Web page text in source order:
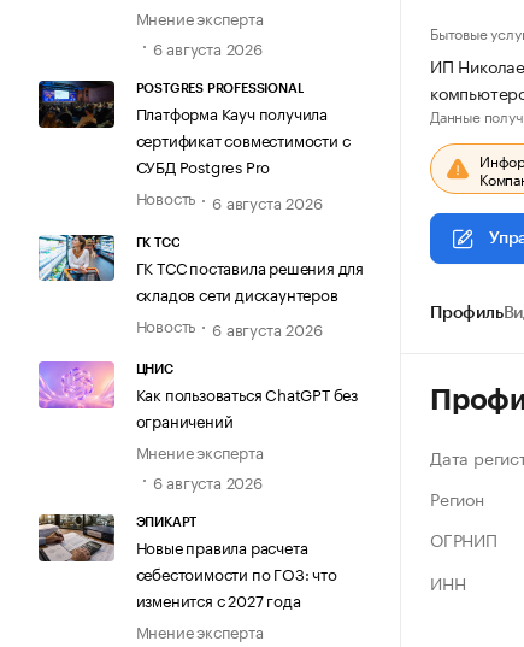
Мнение эксперта
6 августа 2026
POSTGRES PROFESSIONAL
Платформа Кауч получила
сертификат совместимости с
СУБД Postgres Pro
Новость
6 августа 2026
ГК ТСС
ГК ТСС поставила решения для
складов сети дискаунтеров
Новость
6 августа 2026
ЦНИС
Как пользоваться ChatGPT без
ограничений
Мнение эксперта
6 августа 2026
ЭПИКАРТ
Новые правила расчета
себестоимости по ГОЗ: что
изменится с 2027 года
Мнение эксперта
Бытовые
ИП
Данные
Профиль
Дата
Регион
ОГРНИП
ИНН